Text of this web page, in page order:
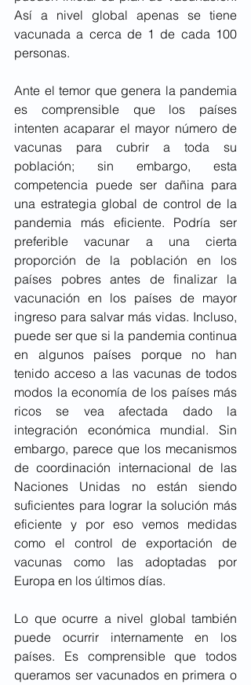
Así a nivel global apenas se tiene
vacunada a cerca de 1 de cada 100
personas.
Ante el temor que genera la pandemia
es comprensible que los países
intenten acaparar el mayor número de
vacunas para cubrir a toda su
población; sin embargo, esta
competencia puede ser dañina para
una estrategia global de control de la
pandemia más eficiente. Podría ser
preferible vacunar a una cierta
proporción de la población en los
países pobres antes de finalizar la
vacunación en los países de mayor
ingreso para salvar más vidas. Incluso,
puede ser que si la pandemia continua
en algunos países porque no han
tenido acceso a las vacunas de todos
modos la economía de los países más
ricos se vea afectada dado la
integración económica mundial. Sin
embargo, parece que los mecanismos
de coordinación internacional de las
Naciones Unidas no están siendo
suficientes para lograr la solución más
eficiente y por eso vemos medidas
como el control de exportación de
vacunas como las adoptadas por
Europa en los últimos días.
Lo que ocurre a nivel global también
puede ocurrir internamente en los
países. Es comprensible que todos
queramos ser vacunados en primera o